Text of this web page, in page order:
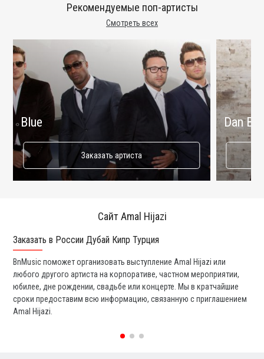
Смотреть всех
Рекомендуемые поп-артисты
Blue
Заказать артиста
Dan
Сайт Amal Hijazi
Заказать в России Дубай Кипр Турция
BnMusic поможет организовать выступление Amal Hijazi или
любого другого артиста на корпоративе, частном мероприятии,
юбилее, дне рождении, свадьбе или концерте. Мы в кратчайшие
сроки предоставим всю информацию, связанную с приглашением
Amal Hijazi.